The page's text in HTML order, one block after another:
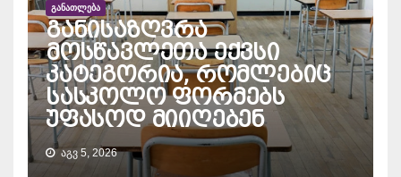
ᲒᲐᲜᲐᲗᲚᲔᲑᲐ
განისაზღვრა
მოსწავლეთა ექვსი
კატეგორია, რომლებიც
სასკოლო ფორმებს
უფასოდ მიიღებენ
ᲐᲒᲕ 5, 2026